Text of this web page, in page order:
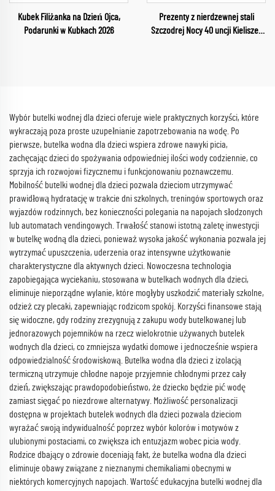
Kubek Filiżanka na Dzień Ojca,
Podarunki w Kubkach 2026
Prezenty z nierdzewnej stali
Szczodrej Nocy 40 uncji Kieliszek
Wybór butelki wodnej dla dzieci oferuje wiele praktycznych korzyści, które
wykraczają poza proste uzupełnianie zapotrzebowania na wodę. Po
pierwsze, butelka wodna dla dzieci wspiera zdrowe nawyki picia,
zachęcając dzieci do spożywania odpowiedniej ilości wody codziennie, co
sprzyja ich rozwojowi fizycznemu i funkcjonowaniu poznawczemu.
Mobilność butelki wodnej dla dzieci pozwala dzieciom utrzymywać
prawidłową hydratację w trakcie dni szkolnych, treningów sportowych oraz
wyjazdów rodzinnych, bez konieczności polegania na napojach słodzonych
lub automatach vendingowych. Trwałość stanowi istotną zaletę inwestycji
w butelkę wodną dla dzieci, ponieważ wysoka jakość wykonania pozwala jej
wytrzymać upuszczenia, uderzenia oraz intensywne użytkowanie
charakterystyczne dla aktywnych dzieci. Nowoczesna technologia
zapobiegająca wyciekaniu, stosowana w butelkach wodnych dla dzieci,
eliminuje nieporządne wylanie, które mogłyby uszkodzić materiały szkolne,
odzież czy plecaki, zapewniając rodzicom spokój. Korzyści finansowe stają
się widoczne, gdy rodziny zrezygnują z zakupu wody butelkowanej lub
jednorazowych pojemników na rzecz wielokrotnie używanych butelek
wodnych dla dzieci, co zmniejsza wydatki domowe i jednocześnie wspiera
odpowiedzialność środowiskową. Butelka wodna dla dzieci z izolacją
termiczną utrzymuje chłodne napoje przyjemnie chłodnymi przez cały
dzień, zwiększając prawdopodobieństwo, że dziecko będzie pić wodę
zamiast sięgać po niezdrowe alternatywy. Możliwość personalizacji
dostępna w projektach butelek wodnych dla dzieci pozwala dzieciom
wyrażać swoją indywidualność poprzez wybór kolorów i motywów z
ulubionymi postaciami, co zwiększa ich entuzjazm wobec picia wody.
Rodzice dbający o zdrowie doceniają fakt, że butelka wodna dla dzieci
eliminuje obawy związane z nieznanymi chemikaliami obecnymi w
niektórych komercyjnych napojach. Wartość edukacyjna butelki wodnej dla